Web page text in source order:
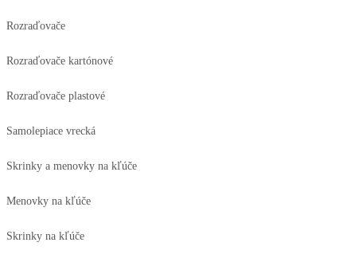
Rozraďovače
Rozraďovače kartónové
Rozraďovače plastové
Samolepiace vrecká
Skrinky a menovky na kľúče
Menovky na kľúče
Skrinky na kľúče